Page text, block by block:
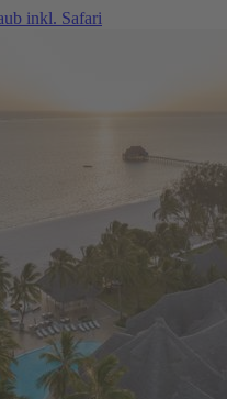
inkl. Safari